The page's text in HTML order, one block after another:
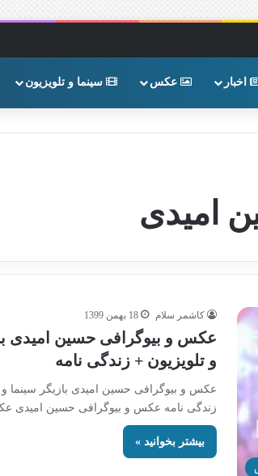
اخبار عکس سینما و تلویزیون
امیدی
کاشمر سلام 18 بهمن 1399
عکس و بیوگرافی حسین امیدی
و تلویزیون + زندگی نامه
عکس و بیوگرافی حسین امیدی بازیگر سینما و
زندگی نامه عکس و بیوگرافی حسین امیدی
بیشتر بخوانید »